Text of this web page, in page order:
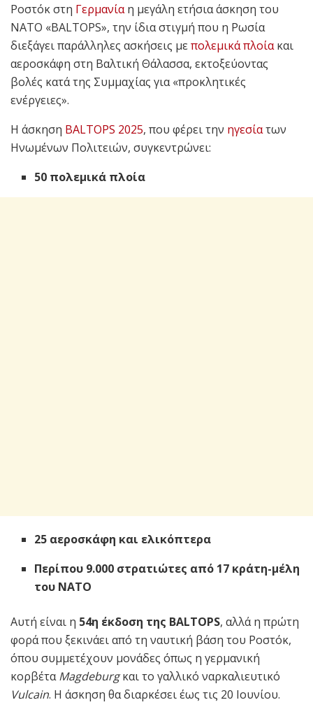
Ροστόκ στη Γερμανίαη μεγάλη ετήσια άσκηση του
ΝΑΤΟ «BALTOPS», την ίδια στιγμή που η Ρωσία
διεξάγει παράλληλες ασκήσεις μεπολεμικά πλοίακαι
αεροσκάφη στη Βαλτική Θάλασσα, εκτοξεύοντας
βολές κατά της Συμμαχίας για «προκλητικές
ενέργειες».
Η άσκηση BALTOPS 2025, που φέρει την ηγεσίατων
Ηνωμένων Πολιτειών, συγκεντρώνει:
50 πολεμικά πλοία
25 αεροσκάφη και ελικόπτερα
Περίπου 9.000 στρατιώτες από 17 κράτη-μέλη
του ΝΑΤΟ
Αυτή είναι η 54η έκδοση της BALTOPS, αλλά η πρώτη
φορά που ξεκινάει από τη ναυτική βάση του Ροστόκ,
όπου συμμετέχουν μονάδες όπως η γερμανική
κορβέταMagdeburgκαι το γαλλικό ναρκαλιευτικό
Vulcain. Η άσκηση θα διαρκέσει έως τις 20 Ιουνίου.